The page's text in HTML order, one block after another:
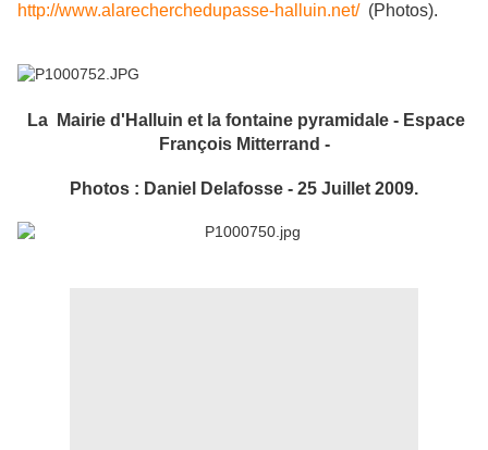
http://www.alarecherchedupasse-halluin.net/(Photos).
La
Mairie d'Halluin et la fontaine pyramidale - Espace
François Mitterrand -
Photos : Daniel Delafosse - 25 Juillet 2009.